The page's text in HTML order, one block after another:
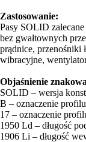
Zastosowanie:
Pasy SOLID
bez gwałtownych
prądnice, przenośniki
wibracyjne,
Objaśnienie
SOLID – wersja
B – oznaczenie
17 – oznaczenie
1950 Ld – długość
1906 Li – długość